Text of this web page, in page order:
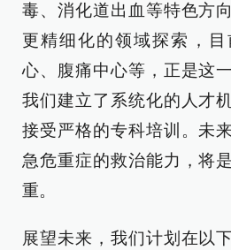
毒、消化道出血等特色方
更精细化的领域探索，
心、腹痛中心等，正是这
我们建立了系统化的人才
接受严格的专科培训。未
急危重症的救治能力，将
重。
展望未来，我们计划在以